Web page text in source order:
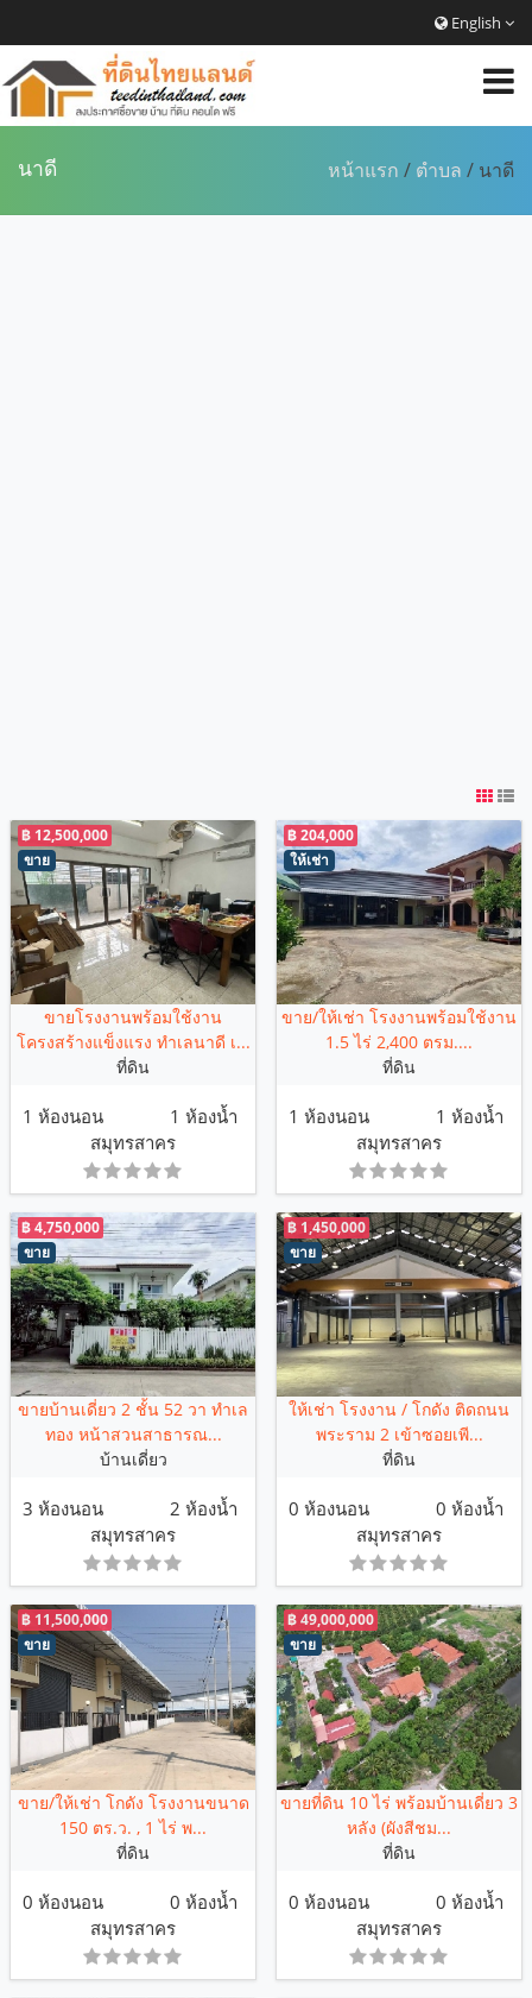
English
นาดี หน้าแรก / ตำบล / นาดี
ขาย
฿ 12,500,000
ขายโรงงานพร้อมใช้งาน
โครงสร้างแข็งแรง ทำเลนาดี เ...
ที่ดิน
1 ห้องนอน
1 ห้องน้ำ
สมุทรสาคร
ให้เช่า
฿ 204,000
ขาย/ให้เช่า โรงงานพร้อมใช้งาน
1.5 ไร่ 2,400 ตรม....
ที่ดิน
1 ห้องนอน
1 ห้องน้ำ
สมุทรสาคร
ขาย
฿ 4,750,000
ขายบ้านเดี่ยว 2 ชั้น 52 วา ทำเล
ทอง หน้าสวนสาธารณ...
บ้านเดี่ยว
3 ห้องนอน
2 ห้องน้ำ
สมุทรสาคร
ขาย
฿ 1,450,000
ให้เช่า โรงงาน / โกดัง ติดถนน
พระราม 2 เข้าซอยเพี...
ที่ดิน
0 ห้องนอน
0 ห้องน้ำ
สมุทรสาคร
ขาย
฿ 11,500,000
ขาย/ให้เช่า โกดัง โรงงานขนาด
150 ตร.ว. , 1 ไร่ พ...
ที่ดิน
0 ห้องนอน
0 ห้องน้ำ
สมุทรสาคร
ขาย
฿ 49,000,000
ขายที่ดิน 10 ไร่ พร้อมบ้านเดี่ยว 3
หลัง (ผังสีชม...
ที่ดิน
0 ห้องนอน
0 ห้องน้ำ
สมุทรสาคร